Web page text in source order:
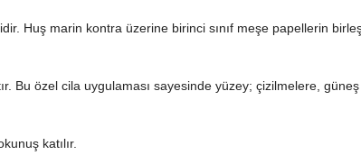
Huş marin kontra üzerine birinci sınıf meşe papellerin
Bu özel cila uygulaması sayesinde yüzey; çizilmelere,
katılır.